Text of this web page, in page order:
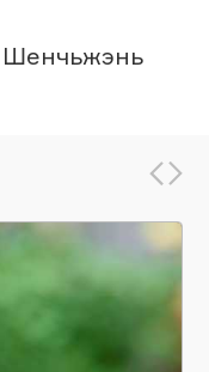
Шенчьжэнь